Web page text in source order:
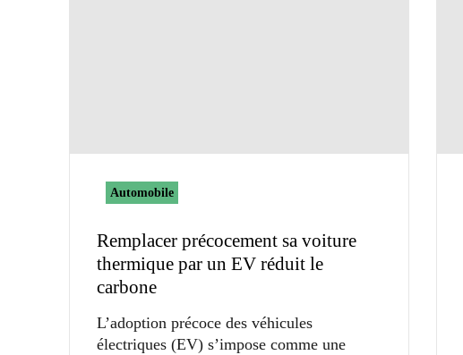
Automobile
Remplacer précocement sa voiture
thermique par un EV réduit le
carbone
L’adoption précoce des véhicules
électriques (EV) s’impose comme une